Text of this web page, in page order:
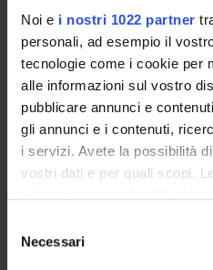
Noi e i nostri 1022 partner
personali, ad esempio il
tecnologie come i cookie per
alle informazioni sul vostro
pubblicare annunci e
gli annunci e i contenuti,
i servizi. Avete la possibilità
vostri dati e per quali scopi.
modificare o revocare il
momento dalla
delNecessari
PROJECT PARTICIPANTS
Edoardo Bianchi
Associate Professor
Ancient history